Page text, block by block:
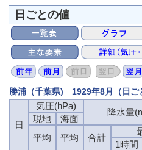
日ごとの値
勝浦（千葉県) 1929年8月（日
日
気圧(hPa)
降水量
現地
海面
平均
平均 合計
1時間
日
気圧(hPa)
降水量
現地
海面
平均
平均 合計
1時間
日
気圧(hPa)
降水量
現地
海面
平均
平均 合計
1時間
日
気圧(hPa)
降水量
現地
海面
平均
平均 合計
1時間